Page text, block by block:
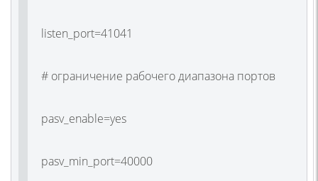
listen_port=41041
# ограничение рабочего диапазона портов
pasv_enable=yes
pasv_min_port=40000